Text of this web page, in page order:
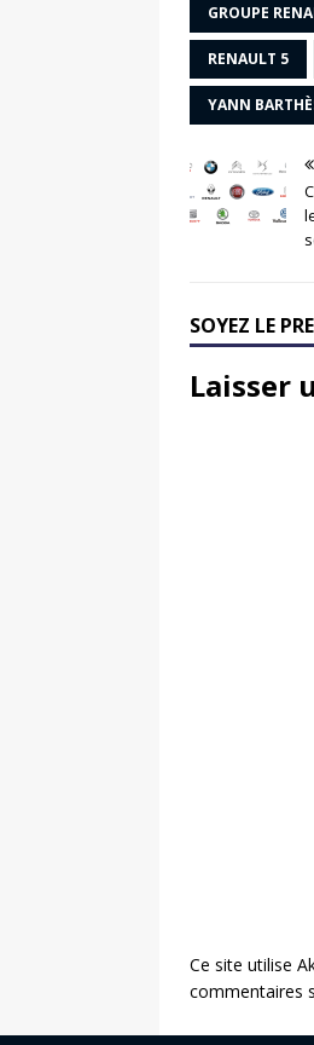
GROUPE
RENAULT 5
YANN
SOYEZ LE
Laisser
Ce site utilise
commentaires